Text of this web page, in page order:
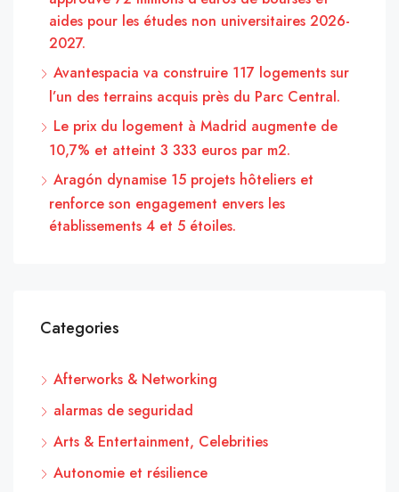
aides pour les études non universitaires 2026-
2027.
Avantespacia va construire 117 logements sur
l’un des terrains acquis près du Parc Central.
Le prix du logement à Madrid augmente de
10,7% et atteint 3 333 euros par m2.
Aragón dynamise 15 projets hôteliers et
renforce son engagement envers les
établissements 4 et 5 étoiles.
Categories
Afterworks & Networking
alarmas de seguridad
Arts & Entertainment, Celebrities
Autonomie et résilience